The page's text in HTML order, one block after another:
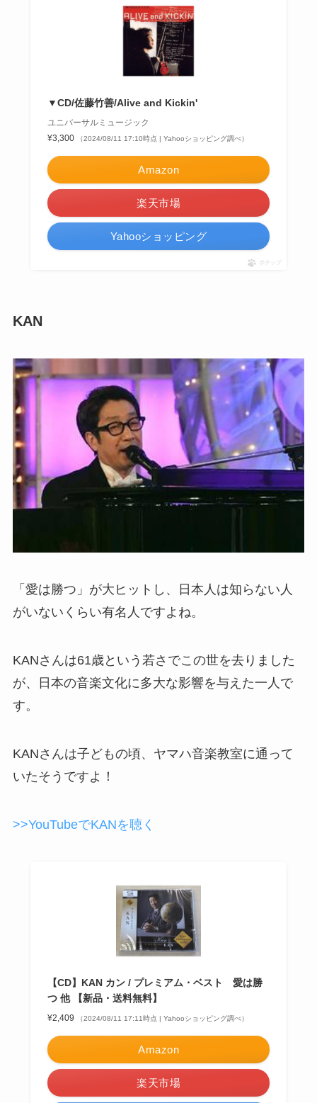
▼CD/佐藤竹善/Alive and Kickin'
ユニバーサルミュージック
¥3,300
（2024/08/11 17:10時点 | Yahooショッピング調べ）
Amazon
楽天市場
Yahooショッピング
ポチップ
KAN
「愛は勝つ」が大ヒットし、日本人は知らない人
がいないくらい有名人ですよね。
KANさんは61歳という若さでこの世を去りました
が、日本の音楽文化に多大な影響を与えた一人で
す。
KANさんは子どもの頃、ヤマハ音楽教室に通って
いたそうですよ！
>>YouTubeでKANを聴く
【CD】KAN カン / プレミアム・ベスト 愛は勝
つ 他 【新品・送料無料】
¥2,409 （2024/08/11 17:11時点 | Yahooショッピング調べ）
Amazon
楽天市場